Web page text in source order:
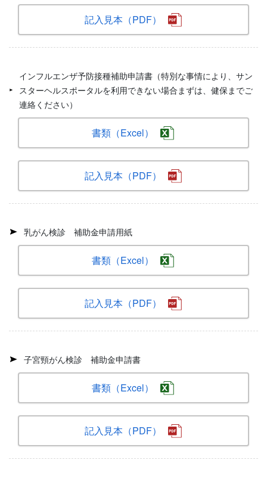
記入見本（PDF）
インフルエンザ予防接種補助申請書（特別な事情により、サン
スターヘルスポータルを利用できない場合まずは、健保までご
連絡ください）
書類（Excel）
記入見本（PDF）
乳がん検診 補助金申請用紙
書類（Excel）
記入見本（PDF）
子宮頸がん検診 補助金申請書
書類（Excel）
記入見本（PDF）